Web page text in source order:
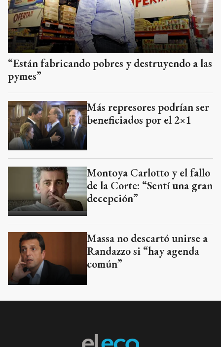
“Están fabricando pobres y destruyendo a las
pymes”
Más represores podrían ser
beneficiados por el 2×1
Montoya Carlotto y el fallo
de la Corte: “Sentí una gran
decepción”
Massa no descartó unirse a
Randazzo si “hay agenda
común”